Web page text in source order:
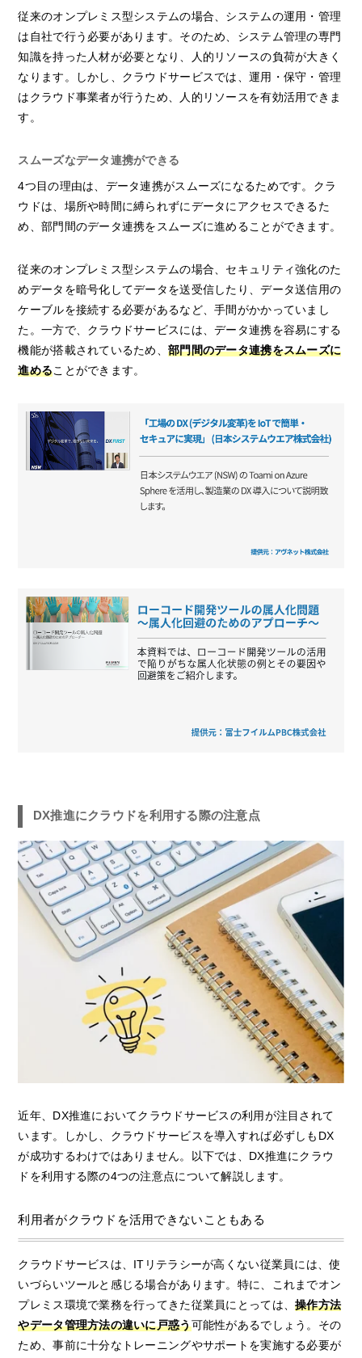
従来のオンプレミス型システムの場合、システムの運用・管理
は自社で行う必要があります。そのため、システム管理の専門
知識を持った人材が必要となり、人的リソースの負荷が大きく
なります。しかし、クラウドサービスでは、運用・保守・管理
はクラウド事業者が行うため、人的リソースを有効活用できま
す。
スムーズなデータ連携ができる
4つ目の理由は、データ連携がスムーズになるためです。クラ
ウドは、場所や時間に縛られずにデータにアクセスできるた
め、部門間のデータ連携をスムーズに進めることができます。
従来のオンプレミス型システムの場合、セキュリティ強化のた
めデータを暗号化してデータを送受信したり、データ送信用の
ケーブルを接続する必要があるなど、手間がかかっていまし
た。一方で、クラウドサービスには、データ連携を容易にする
機能が搭載されているため、部門間のデータ連携をスムーズに
進めることができます。
DX推進にクラウドを利用する際の注意点
近年、DX推進においてクラウドサービスの利用が注目されて
います。しかし、クラウドサービスを導入すれば必ずしもDX
が成功するわけではありません。以下では、DX推進にクラウ
ドを利用する際の4つの注意点について解説します。
利用者がクラウドを活用できないこともある
クラウドサービスは、ITリテラシーが高くない従業員には、使
いづらいツールと感じる場合があります。特に、これまでオン
プレミス環境で業務を行ってきた従業員にとっては、操作方法
やデータ管理方法の違いに戸惑う可能性があるでしょう。その
ため、事前に十分なトレーニングやサポートを実施する必要が